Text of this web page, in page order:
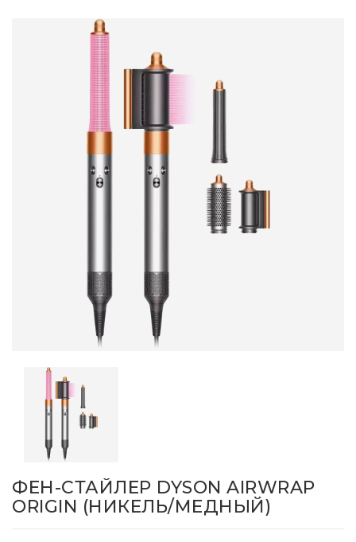
ФЕН-СТАЙЛЕР DYSON AIRWRAP
ORIGIN (НИКЕЛЬ/МЕДНЫЙ)